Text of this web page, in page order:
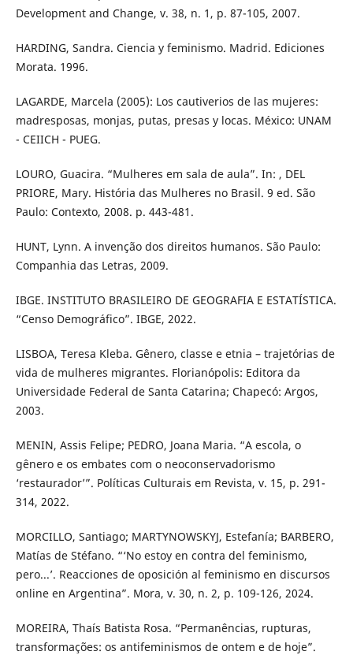
Development and Change, v. 38, n. 1, p. 87-105, 2007.
HARDING, Sandra. Ciencia y feminismo. Madrid. Ediciones
Morata. 1996.
LAGARDE, Marcela (2005): Los cautiverios de las mujeres:
madresposas, monjas, putas, presas y locas. México: UNAM
- CEIICH - PUEG.
LOURO, Guacira. “Mulheres em sala de aula”. In: , DEL
PRIORE, Mary. História das Mulheres no Brasil. 9 ed. São
Paulo: Contexto, 2008. p. 443-481.
HUNT, Lynn. A invenção dos direitos humanos. São Paulo:
Companhia das Letras, 2009.
IBGE. INSTITUTO BRASILEIRO DE GEOGRAFIA E ESTATÍSTICA.
“Censo Demográfico”. IBGE, 2022.
LISBOA, Teresa Kleba. Gênero, classe e etnia – trajetórias de
vida de mulheres migrantes. Florianópolis: Editora da
Universidade Federal de Santa Catarina; Chapecó: Argos,
2003.
MENIN, Assis Felipe; PEDRO, Joana Maria. “A escola, o
gênero e os embates com o neoconservadorismo
‘restaurador’”. Políticas Culturais em Revista, v. 15, p. 291-
314, 2022.
MORCILLO, Santiago; MARTYNOWSKYJ, Estefanía; BARBERO,
Matías de Stéfano. “‘No estoy en contra del feminismo,
pero...’. Reacciones de oposición al feminismo en discursos
online en Argentina”. Mora, v. 30, n. 2, p. 109-126, 2024.
MOREIRA, Thaís Batista Rosa. “Permanências, rupturas,
transformações: os antifeminismos de ontem e de hoje”.